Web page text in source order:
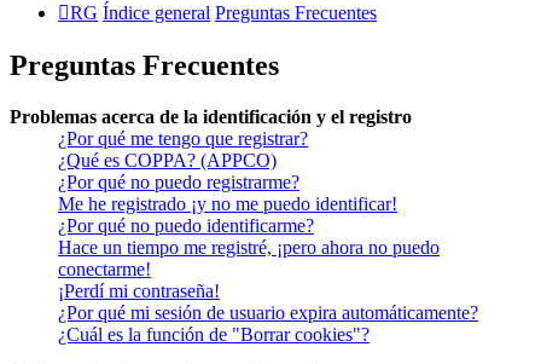
RG Índice general Preguntas Frecuentes
Preguntas Frecuentes
Problemas acerca de la identificación y el registro
¿Por qué me tengo que registrar?
¿Qué es COPPA? (APPCO)
¿Por qué no puedo registrarme?
Me he registrado ¡y no me puedo identificar!
¿Por qué no puedo identificarme?
Hace un tiempo me registré, ¡pero ahora no puedo
conectarme!
¡Perdí mi contraseña!
¿Por qué mi sesión de usuario expira automáticamente?
¿Cuál es la función de "Borrar cookies"?